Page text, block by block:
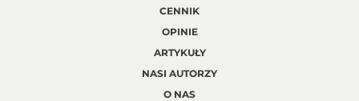
CENNIK
OPINIE
ARTYKUŁY
NASI AUTORZY
O NAS